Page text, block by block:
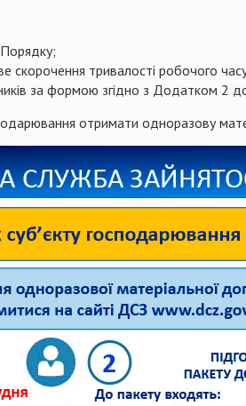
скорочення тривалості робочого
за формою згідно з Додатком 2
отримати одноразову